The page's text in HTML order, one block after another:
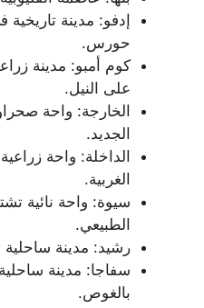
إدفو: مدينة
حورس.
كوم أمبو: مدينة
على النيل.
الخارجة: واحة
الجديد.
الداخلة: واحة
الغربية.
سيوة: واحة نائية
الطبيعي.
رشيد: مدينة ساحلية
سفاجا: مدينة
بالغوص.